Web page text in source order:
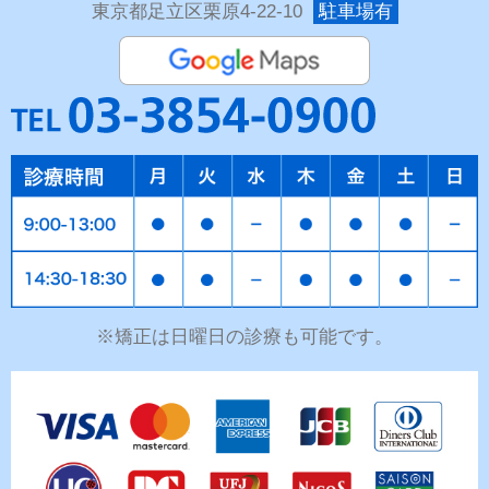
東京都足立区栗原4-22-10 駐車場有
※矯正は日曜日の診療も可能です。